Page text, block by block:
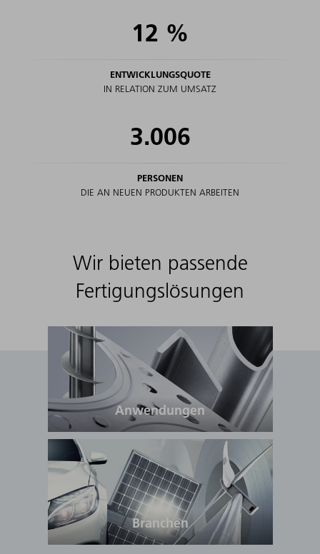
12 %
ENTWICKLUNGSQUOTE
IN RELATION ZUM UMSATZ
3.006
PERSONEN
DIE AN NEUEN PRODUKTEN ARBEITEN
Wir bieten passende
Fertigungslösungen
Anwendungen
Branchen